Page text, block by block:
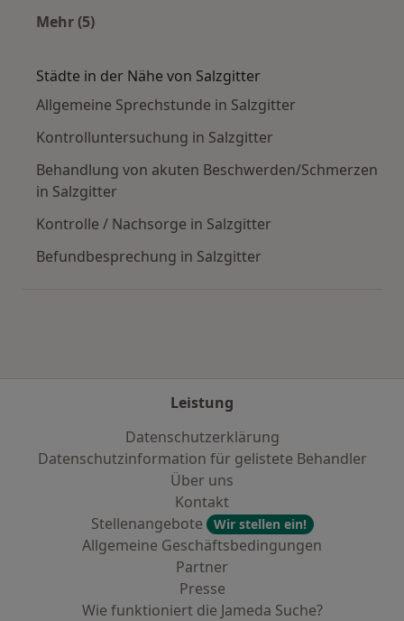
Mehr (5)
Städte in der Nähe von Salzgitter
Allgemeine Sprechstunde in Salzgitter
Kontrolluntersuchung in Salzgitter
Behandlung von akuten Beschwerden/Schmerzen
in Salzgitter
Kontrolle / Nachsorge in Salzgitter
Befundbesprechung in Salzgitter
Leistung
Datenschutzerklärung
Datenschutzinformation für gelistete Behandler
Über uns
Kontakt
Stellenangebote
Wir stellen ein!
Allgemeine Geschäftsbedingungen
Partner
Presse
Wie funktioniert die Jameda Suche?